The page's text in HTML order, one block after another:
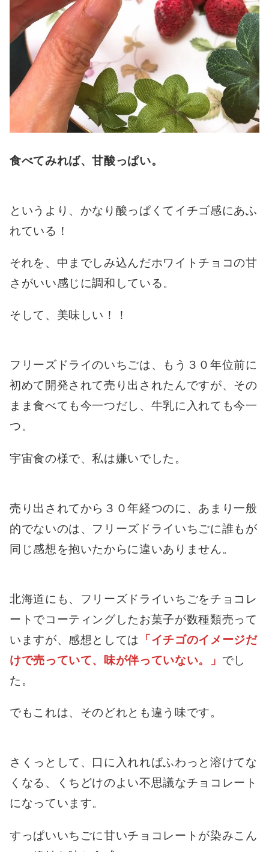
食べてみれば、甘酸っぱい。
というより、かなり酸っぱくてイチゴ感にあふ
れている！
それを、中までしみ込んだホワイトチョコの甘
さがいい感じに調和している。
そして、美味しい！！
フリーズドライのいちごは、もう３０年位前に
初めて開発されて売り出されたんですが、その
まま食べても今一つだし、牛乳に入れても今一
つ。
宇宙食の様で、私は嫌いでした。
売り出されてから３０年経つのに、あまり一般
的でないのは、フリーズドライいちごに誰もが
同じ感想を抱いたからに違いありません。
北海道にも、フリーズドライいちごをチョコレ
ートでコーティングしたお菓子が数種類売って
いますが、感想としては 「イチゴのイメージだ
けで売っていて、味が伴っていない。」 でし
た。
でもこれは、そのどれとも違う味です。
さくっとして、口に入れればふわっと溶けてな
くなる、くちどけのよい不思議なチョコレート
になっています。
すっぱいいちごに甘いチョコレートが染みこん